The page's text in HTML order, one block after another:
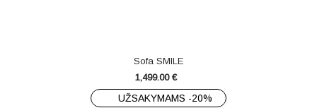
Sofa SMILE
1,499.00 €
UŽSAKYMAMS -20%